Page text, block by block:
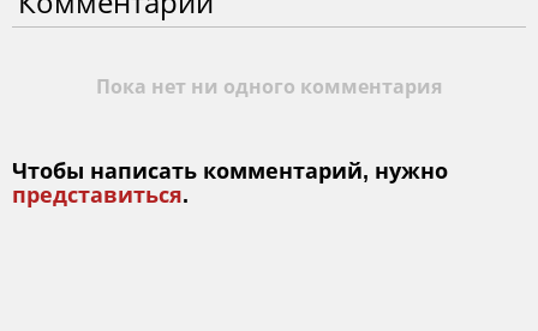
Пока нет ни одного комментария
Чтобы написать комментарий, нужно
представиться.